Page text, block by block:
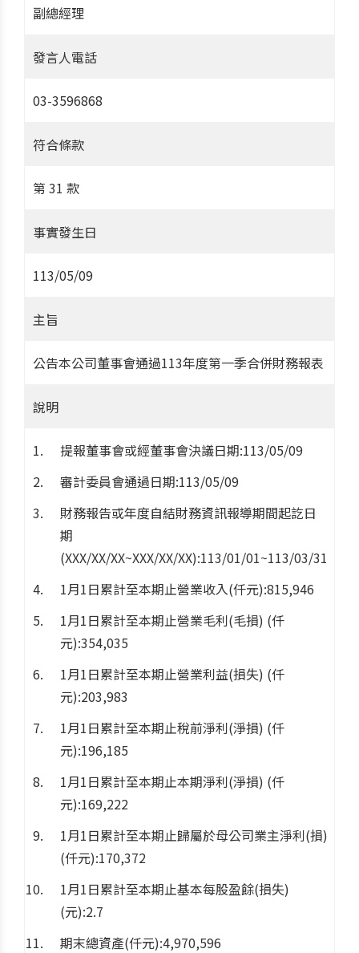
副總經理
發言人電話
03-3596868
符合條款
第 31 款
事實發生日
113/05/09
主旨
公告本公司董事會通過113年度第一季合併財務報表
說明
提報董事會或經董事會決議日期:113/05/09
審計委員會通過日期:113/05/09
財務報告或年度自結財務資訊報導期間起訖日
期
(XXX/XX/XX~XXX/XX/XX):113/01/01~113/03/31
1月1日累計至本期止營業收入(仟元):815,946
1月1日累計至本期止營業毛利(毛損) (仟
元):354,035
1月1日累計至本期止營業利益(損失) (仟
元):203,983
1月1日累計至本期止稅前淨利(淨損) (仟
元):196,185
1月1日累計至本期止本期淨利(淨損) (仟
元):169,222
1月1日累計至本期止歸屬於母公司業主淨利(損)
(仟元):170,372
1月1日累計至本期止基本每股盈餘(損失)
(元):2.7
期末總資產(仟元):4,970,596